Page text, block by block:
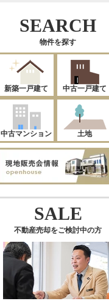
SEARCH
物件を探す
新築一戸建て 中古一戸建て
中古マンション 土地
SALE
不動産売却をご検討中の方